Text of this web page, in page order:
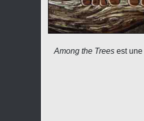
Among the Treesest une